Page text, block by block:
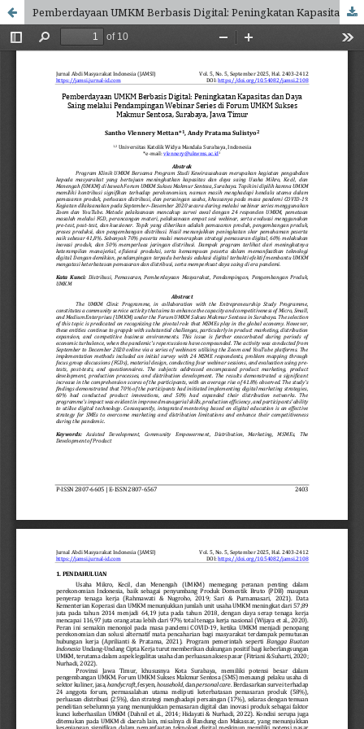
Pemberdayaan UMKM Berbasis Digital: Peningkatan Kapasitas dan Daya Saing melalui Pendampingan Webinar Series di Forum UMKM Sukses Makmur Sentosa, Surabaya, Jawa Timur